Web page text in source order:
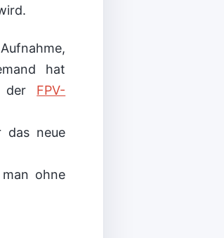
hat
der FPV-
das neue
ohne